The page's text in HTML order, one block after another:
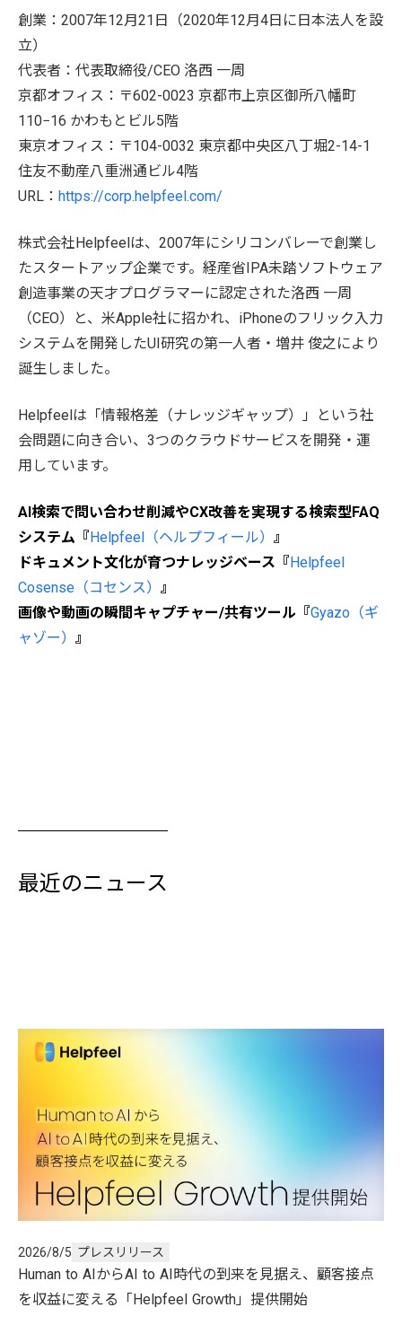
創業：2007年12月21日（2020年12月4日に日本法人を設
立）
代表者：代表取締役/CEO 洛西 一周
京都オフィス：〒602-0023 京都市上京区御所八幡町
110−16 かわもとビル5階
東京オフィス：〒104-0032 東京都中央区八丁堀2-14-1
住友不動産八重洲通ビル4階
URL： https://corp.helpfeel.com/
株式会社Helpfeelは、2007年にシリコンバレーで創業し
たスタートアップ企業です。経産省IPA未踏ソフトウェア
創造事業の天才プログラマーに認定された洛西 一周
（CEO）と、米Apple社に招かれ、iPhoneのフリック入力
システムを開発したUI研究の第一人者・増井 俊之により
誕生しました。
Helpfeelは「情報格差（ナレッジギャップ）」という社
会問題に向き合い、3つのクラウドサービスを開発・運
用しています。
AI検索で問い合わせ削減やCX改善を実現する検索型FAQ
システム『 Helpfeel（ヘルプフィール） 』
ドキュメント文化が育つナレッジベース『 Helpfeel
Cosense（コセンス） 』
画像や動画の瞬間キャプチャー/共有ツール『Gyazo（ギ
ャゾー） 』
最近のニュース
2026/8/5 プレスリリース
Human to AIからAI to AI時代の到来を見据え、顧客接点
を収益に変える「Helpfeel Growth」提供開始